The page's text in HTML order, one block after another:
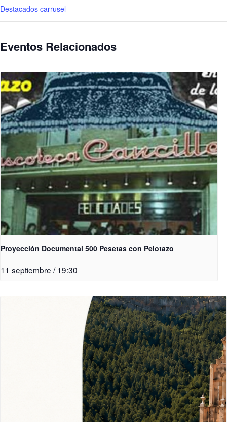
Destacados carrusel
Eventos Relacionados
Proyección Documental 500 Pesetas con Pelotazo
11 septiembre / 19:30